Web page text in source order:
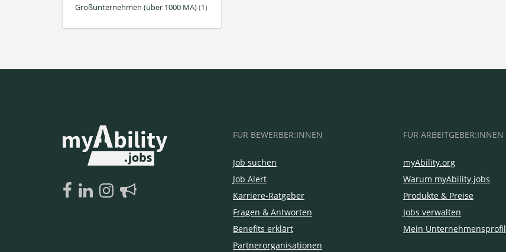
Großunternehmen (über 1000 MA)(1)
FÜR BEWERBER:INNEN
Job suchen
Job Alert
Karriere-Ratgeber
Fragen & Antworten
Benefits erklärt
Partnerorganisationen
FÜR ARBEITGEBER:INNEN
myAbility.org
Warum myAbility.jobs
Produkte & Preise
Jobs verwalten
Mein Unternehmensprofil